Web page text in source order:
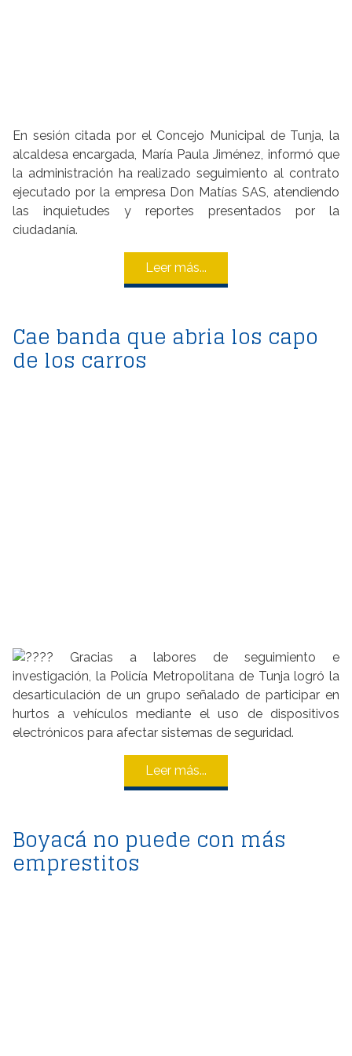
En sesión citada por el Concejo Municipal de Tunja, la
alcaldesa encargada, María Paula Jiménez, informó que
la administración ha realizado seguimiento al contrato
ejecutado por la empresa Don Matías SAS, atendiendo
las inquietudes y reportes presentados por la
ciudadanía.
Leer más...
Cae banda que abria los capo
de los carros
Gracias a labores de seguimiento e
investigación, la Policía Metropolitana de Tunja logró la
desarticulación de un grupo señalado de participar en
hurtos a vehículos mediante el uso de dispositivos
electrónicos para afectar sistemas de seguridad.
Leer más...
Boyacá no puede con más
emprestitos